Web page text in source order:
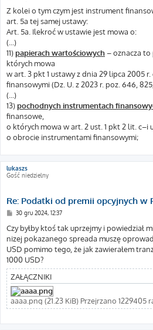
s
Z kolei o tym czym jest instrument
art. 5a tej samej ustawy:
Art. 5a. Ilekroć w ustawie jest mowa o:
(...)
11)papierach wartościowych– oznacza
których mowa
w art. 3 pkt 1 ustawy z dnia 29 lipca 2005
finansowymi (Dz. U. z 2023 r. poz. 646, 825,
(...)
13)pochodnych instrumentach
finansowe,
o których mowa w art. 2 ust. 1 pkt 2 lit. c–i
o obrocie instrumentami finansowymi;
lukaszs
Gość niedzielny
Re: Podatki od premii opcyjnych w
P
s
t
30 gru 2024, 12:37
Czy byłby ktoś tak uprzejmy i powiedział
nizej pokazanego spreada muszę
USD pomimo tego, że jak zawierałem
1000 USD?
ZAŁĄCZNIKI
aaaa.png (21.23 KiB) Przejrzano 1229405